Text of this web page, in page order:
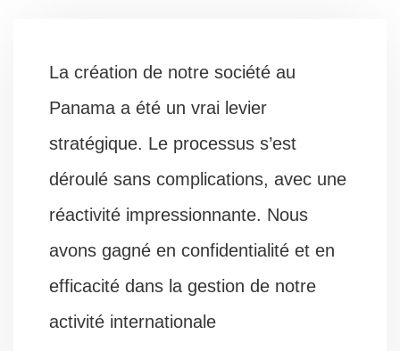
La création de notre société au
Panama a été un vrai levier
stratégique. Le processus s’est
déroulé sans complications, avec une
réactivité impressionnante. Nous
avons gagné en confidentialité et en
efficacité dans la gestion de notre
activité internationale